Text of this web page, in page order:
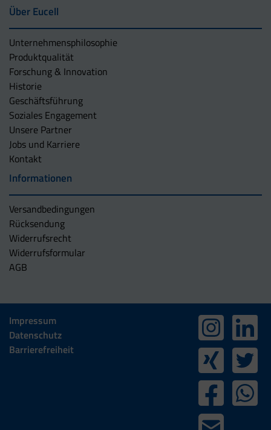
Über Eucell
Unternehmens­philosophie
Produktqualität
Forschung & Innovation
Historie
Geschäftsführung
Soziales Engagement
Unsere Partner
Jobs und Karriere
Kontakt
Informationen
Versandbedingungen
Rücksendung
Widerrufsrecht
Widerrufsformular
AGB
Impressum
Datenschutz
Barrierefreiheit